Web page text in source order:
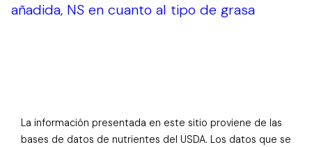
añadida, NS en cuanto al tipo de grasa
La información presentada en este sitio proviene de las
bases de datos de nutrientes del USDA. Los datos que se